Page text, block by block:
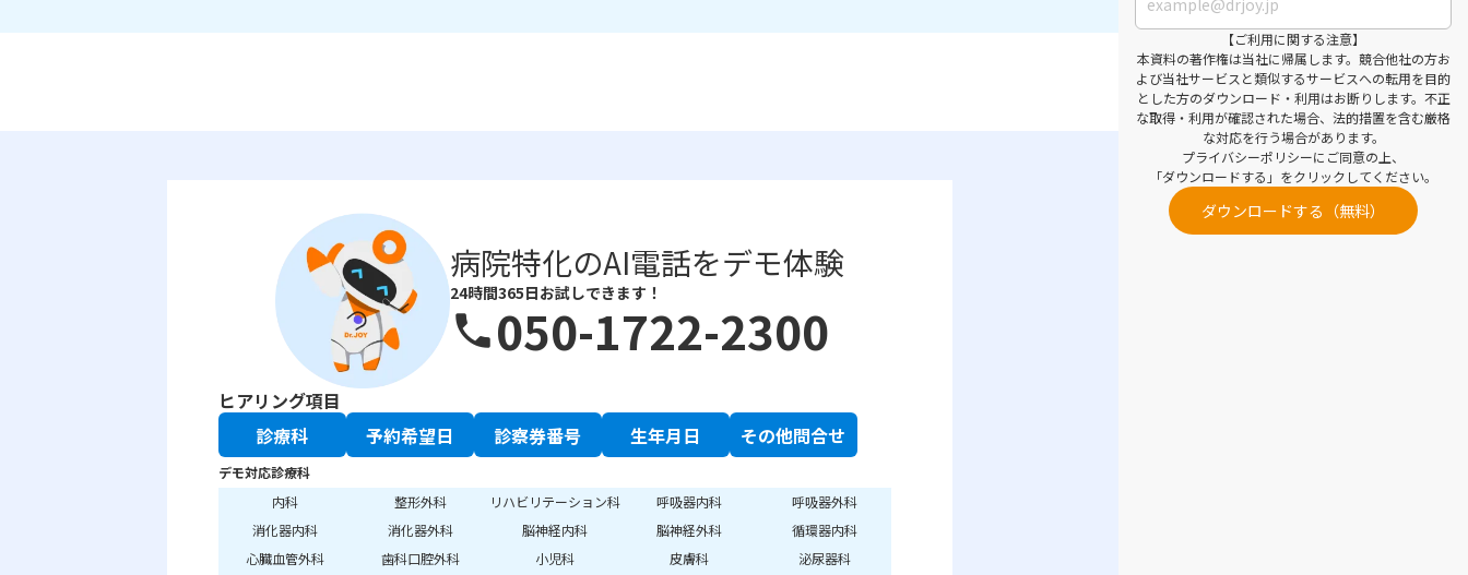
病院特化のAI電話をデモ体験
24時間365日お試しできます！
phone050-1722-2300
ヒアリング項目
診療科
予約希望日 診察券番号 生年月日 その他問合せ
デモ対応診療科
内科
整形外科 リハビリテーション科 呼吸器内科
呼吸器外科
消化器内科
消化器外科 脳神経内科 脳神経外科
循環器内科
心臓血管外科
歯科口腔外科 小児科 皮膚科
泌尿器科
【ご利用に関する注意】
本資料の著作権は当社に帰属します。競合他社の方お
よび当社サービスと類似するサービスへの転用を目的
とした方のダウンロード・利用はお断りします。不正
な取得・利用が確認された場合、法的措置を含む厳格
な対応を行う場合があります。
プライバシーポリシーにご同意の上、
「ダウンロードする」をクリックしてください。
ダウンロードする（無料）